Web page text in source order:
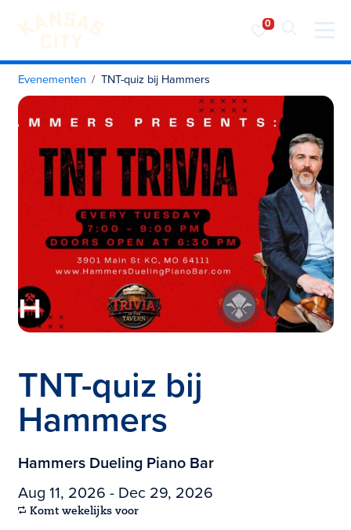
Bezoek KC
Ga naar inhoud
Evenementen TNT-quiz bij Hammers
TNT-quiz bij
Hammers
Hammers Dueling Piano Bar
Aug 11, 2026 - Dec 29, 2026
Komt wekelijks voor